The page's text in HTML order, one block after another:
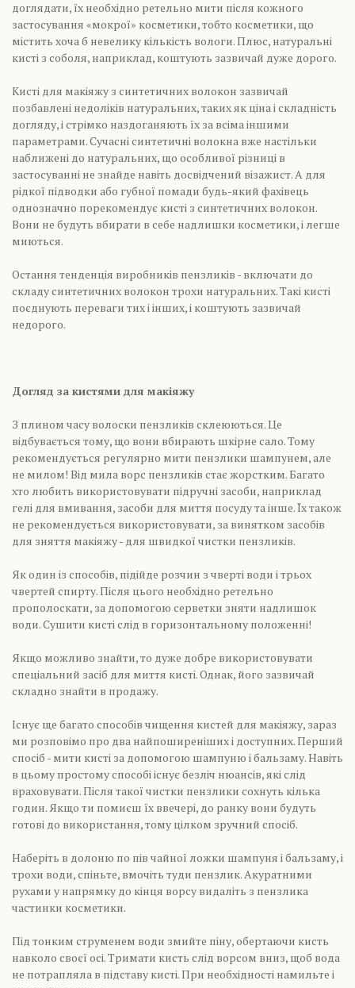
доглядати, їх необхідно ретельно мити після кожного
застосування «мокрої» косметики, тобто косметики, що
містить хоча б невелику кількість вологи. Плюс, натуральні
кисті з соболя, наприклад, коштують зазвичай дуже дорого.
Кисті для макіяжу з синтетичних волокон зазвичай
позбавлені недоліків натуральних, таких як ціна і складність
догляду, і стрімко наздоганяють їх за всіма іншими
параметрами. Сучасні синтетичні волокна вже настільки
наближені до натуральних, що особливої різниці в
застосуванні не знайде навіть досвідчений візажист. А для
рідкої підводки або губної помади будь-який фахівець
однозначно порекомендує кисті з синтетичних волокон.
Вони не будуть вбирати в себе надлишки косметики, і легше
миються.
Остання тенденція виробників пензликів - включати до
складу синтетичних волокон трохи натуральних. Такі кисті
поєднують переваги тих і інших, і коштують зазвичай
недорого.
Догляд за кистями для макіяжу
З плином часу волоски пензликів склеюються. Це
відбувається тому, що вони вбирають шкірне сало. Тому
рекомендується регулярно мити пензлики шампунем, але
не милом! Від мила ворс пензликів стає жорстким. Багато
хто любить використовувати підручні засоби, наприклад
гелі для вмивання, засоби для миття посуду та інше. Їх також
не рекомендується використовувати, за винятком засобів
для зняття макіяжу - для швидкої чистки пензликів.
Як один із способів, підійде розчин з чверті води і трьох
чвертей спирту. Після цього необхідно ретельно
прополоскати, за допомогою серветки зняти надлишок
води. Сушити кисті слід в горизонтальному положенні!
Якщо можливо знайти, то дуже добре використовувати
спеціальний засіб для миття кисті. Однак, його зазвичай
складно знайти в продажу.
Існує ще багато способів чищення кистей для макіяжу, зараз
ми розповімо про два найпоширеніших і доступних. Перший
спосіб - мити кисті за допомогою шампуню і бальзаму. Навіть
в цьому простому способі існує безліч нюансів, які слід
враховувати. Після такої чистки пензлики сохнуть кілька
годин. Якщо ти помиєш їх ввечері, до ранку вони будуть
готові до використання, тому цілком зручний спосіб.
Наберіть в долоню по пів чайної ложки шампуня і бальзаму, і
трохи води, спіньте, вмочіть туди пензлик. Акуратними
рухами у напрямку до кінця ворсу видаліть з пензлика
частинки косметики.
Під тонким струменем води змийте піну, обертаючи кисть
навколо своєї осі. Тримати кисть слід ворсом вниз, щоб вода
не потрапляла в підставу кисті. При необхідності намильте і